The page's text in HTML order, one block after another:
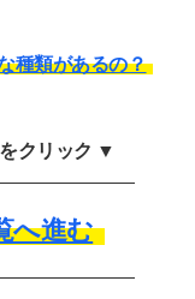
種類があるの？
クリック ▼
へ進む